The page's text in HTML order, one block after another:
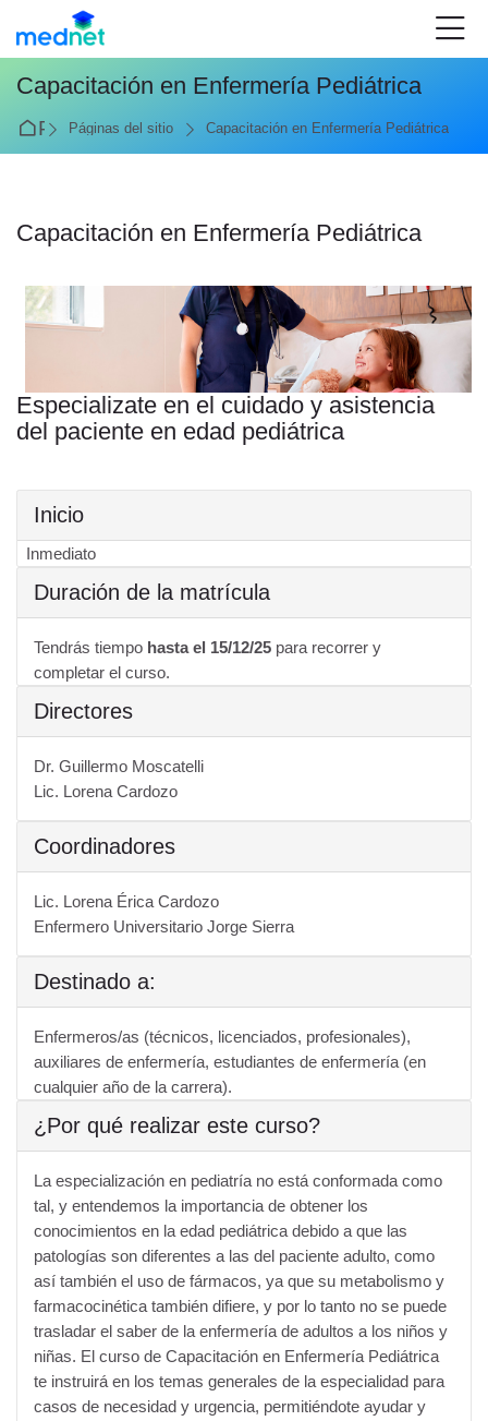
Skip to navigation
Skip to login form
Salta al contenido principal
Skip to accessibility options
Skip to footer
Skip accessibility options
Capacitación en Enfermería Pediátrica
Página Principal
Páginas del sitio Capacitación en Enfermería Pediátrica
Capacitación en Enfermería Pediátrica
Especializate en el cuidado y asistencia
del paciente en edad pediátrica
Inicio
Inmediato
Duración de la matrícula
Tendrás tiempo hasta el 15/12/25 para recorrer y
completar el curso.
Directores
Dr. Guillermo Moscatelli
Lic. Lorena Cardozo
Coordinadores
Lic. Lorena Érica Cardozo
Enfermero Universitario Jorge Sierra
Destinado a:
Enfermeros/as (técnicos, licenciados, profesionales),
auxiliares de enfermería, estudiantes de enfermería (en
cualquier año de la carrera).
¿Por qué realizar este curso?
La especialización en pediatría no está conformada como
tal, y entendemos la importancia de obtener los
conocimientos en la edad pediátrica debido a que las
patologías son diferentes a las del paciente adulto, como
así también el uso de fármacos, ya que su metabolismo y
farmacocinética también difiere, y por lo tanto no se puede
trasladar el saber de la enfermería de adultos a los niños y
niñas. El curso de Capacitación en Enfermería Pediátrica
te instruirá en los temas generales de la especialidad para
casos de necesidad y urgencia, permitiéndote ayudar y